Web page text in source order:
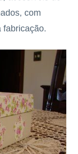
com
fabricação.